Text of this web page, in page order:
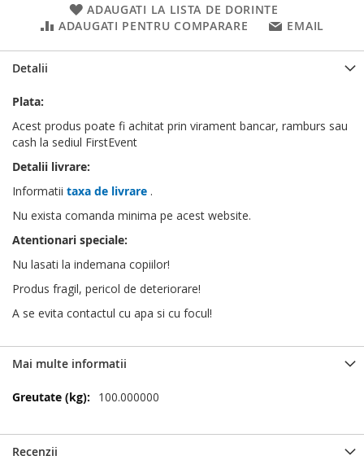
ADAUGATI LA LISTA DE DORINTE
ADAUGATI PENTRU COMPARARE
EMAIL
Detalii
Plata:
Acest produs poate fi achitat prin virament bancar, ramburs sau
cash la sediul FirstEvent
Detalii livrare:
Informatii taxa de livrare .
Nu exista comanda minima pe acest website.
Atentionari speciale:
Nu lasati la indemana copiilor!
Produs fragil, pericol de deteriorare!
A se evita contactul cu apa si cu focul!
Mai multe informatii
Mai
100.000000
Recenzii